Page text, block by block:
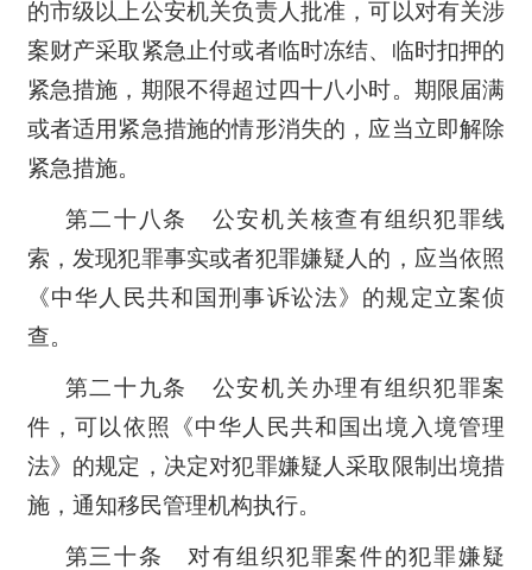
的市级以上公安机关负责人批准，可以对有关涉
案财产采取紧急止付或者临时冻结、临时扣押的
紧急措施，期限不得超过四十八小时。期限届满
或者适用紧急措施的情形消失的，应当立即解除
紧急措施。
第二十八条 公安机关核查有组织犯罪线
索，发现犯罪事实或者犯罪嫌疑人的，应当依照
《中华人民共和国刑事诉讼法》的规定立案侦
查。
第二十九条 公安机关办理有组织犯罪案
件，可以依照《中华人民共和国出境入境管理
法》的规定，决定对犯罪嫌疑人采取限制出境措
施，通知移民管理机构执行。
第三十条 对有组织犯罪案件的犯罪嫌疑